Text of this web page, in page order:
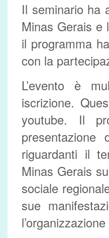
Il seminario ha
Minas Gerais e
il programma
con la
L’evento è
iscrizione.
youtube. Il
riguardanti il
Minas Gerais
sociale
sue